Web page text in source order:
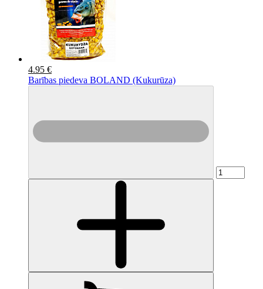
4.95 €
Barības piedeva BOLAND (Kukurūza)